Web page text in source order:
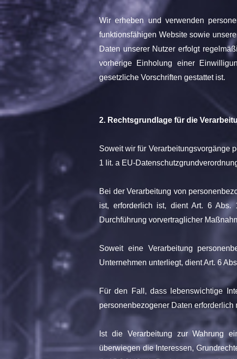
Wir erheben und verwenden
funktionsfähigen Website sowie
Daten unserer Nutzer erfolgt
vorherige Einholung einer
gesetzliche Vorschriften gestattet ist.
2. Rechtsgrundlage für die
Soweit wir für Verarbeitungsvorgänge
1 lit. a EU-
Bei der Verarbeitung von
ist, erforderlich ist, dient Art. 6 Abs.
Durchführung vorvertraglicher
Soweit eine Verarbeitung
Unternehmen unterliegt, dient Art. 6
Für den Fall, dass lebenswichtige
personenbezogener Daten
Ist die Verarbeitung zur Wahrung
überwiegen die Interessen,